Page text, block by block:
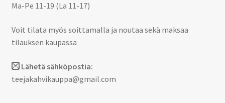
Ma-Pe 11-19 (La 11-17)
Voit tilata myös soittamalla ja noutaa sekä maksaa
tilauksen kaupassa
Lähetä sähköpostia:
teejakahvikauppa@gmail.com